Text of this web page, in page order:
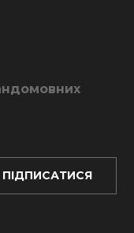
ПІДПИСАТИСЯ